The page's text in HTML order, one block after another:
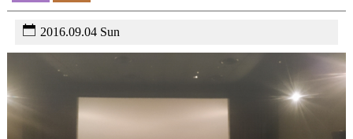
2016.09.04 Sun